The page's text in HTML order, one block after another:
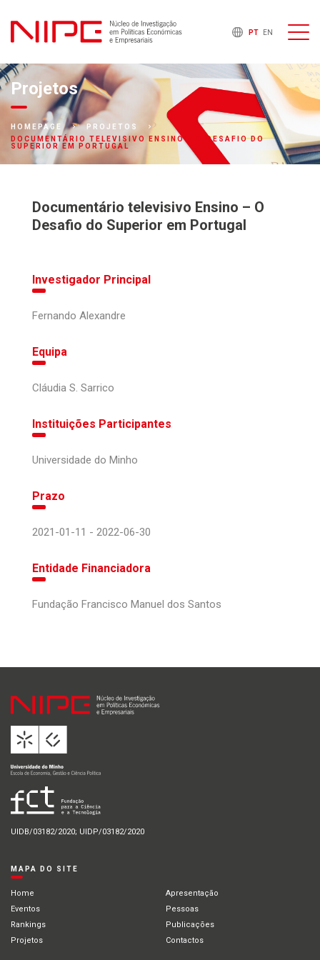
PT EN
Projetos
HOMEPAGE
PROJETOS
DOCUMENTÁRIO TELEVISIVO ENSINO – O DESAFIO DO
SUPERIOR EM PORTUGAL
Documentário televisivo Ensino – O
Desafio do Superior em Portugal
Investigador Principal
Fernando Alexandre
Equipa
Cláudia S. Sarrico
Instituições Participantes
Universidade do Minho
Prazo
2021-01-11 - 2022-06-30
Entidade Financiadora
Fundação Francisco Manuel dos Santos
UIDB/03182/2020; UIDP/03182/2020
MAPA DO SITE
Home
Apresentação
Eventos
Pessoas
Rankings
Publicações
Projetos
Contactos